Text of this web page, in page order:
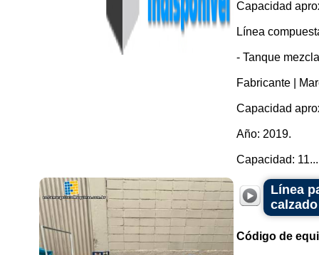
Capacidad
Línea
- Tanque
Fabricante |
Capacidad
Año: 2019.
Capacidad: 11...
Línea
calzado
Código de